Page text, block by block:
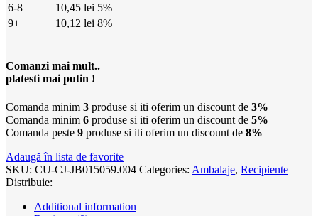
6-8
10,45 lei 5%
9+
10,12 lei 8%
Comanzi mai mult..
platesti mai putin !
Comanda minim 3 produse si iti oferim un discount de 3%
Comanda minim 6 produse si iti oferim un discount de 5%
Comanda peste 9 produse si iti oferim un discount de 8%
Adaugă în lista de favorite
SKU: CU-CJ-JB015059.004 Categories: Ambalaje, Recipiente
Distribuie:
Additional information